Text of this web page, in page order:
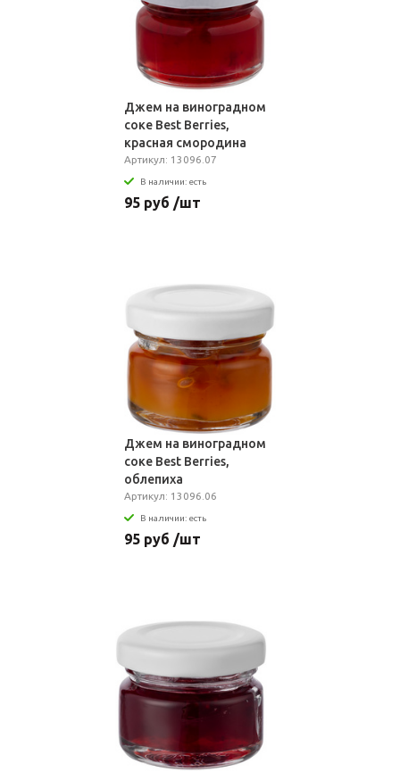
Джем на виноградном
соке Best Berries,
красная смородина
Артикул: 13096.07
В наличии: есть
95 руб /шт
Джем на виноградном
соке Best Berries,
облепиха
Артикул: 13096.06
В наличии: есть
95 руб /шт